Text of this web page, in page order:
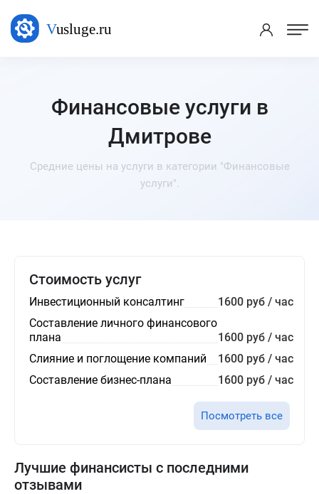
Финансовые услуги в
Дмитрове
Средние цены на услуги в категории "Финансовые
услуги".
Стоимость услуг
Инвестиционный консалтинг
1600 руб / час
Составление личного финансового
плана
1600 руб / час
Слияние и поглощение компаний
1600 руб / час
Составление бизнес-плана
1600 руб / час
Посмотреть все
Лучшие финансисты с последними
отзывами